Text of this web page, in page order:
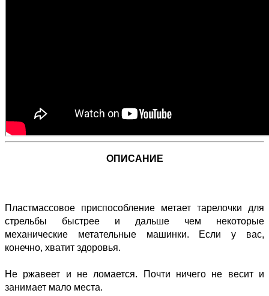
ОПИСАНИЕ
Пластмассовое приспособление метает тарелочки для
стрельбы быстрее и дальше чем некоторые
механические метательные машинки. Если у вас,
конечно, хватит здоровья.
Не ржавеет и не ломается. Почти ничего не весит и
занимает мало места.